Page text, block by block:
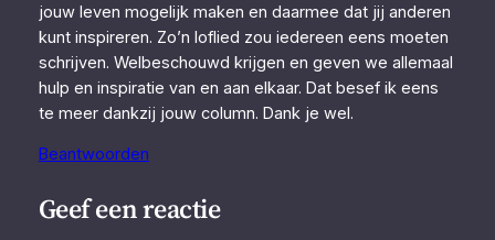
jouw leven mogelijk maken en daarmee dat jij anderen
kunt inspireren. Zo’n loflied zou iedereen eens moeten
schrijven. Welbeschouwd krijgen en geven we allemaal
hulp en inspiratie van en aan elkaar. Dat besef ik eens
te meer dankzij jouw column. Dank je wel.
Beantwoorden
Geef een reactie